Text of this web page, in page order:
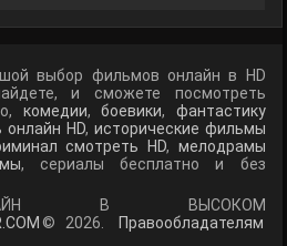
выбор фильмов онлайн в HD
и сможете посмотреть
комедии,боевики, фантастику
HD, исторические фильмы
смотреть HD, мелодрамы
, сериалы бесплатно и без
В ВЫСОКОМ
© 2026.
Правообладателям